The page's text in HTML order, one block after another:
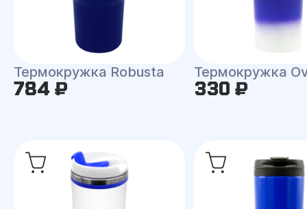
Термокружка Robusta
784 ₽
Термокружка
330 ₽